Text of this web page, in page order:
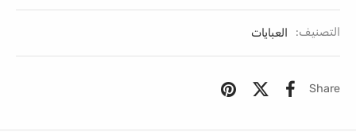
التصنيف: العبايات
Share